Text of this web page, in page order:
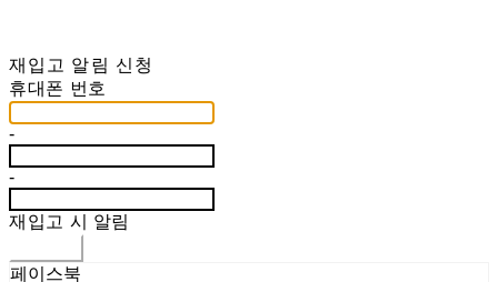
재입고 알림 신청
휴대폰 번호
-
-
재입고 시 알림
페이스북